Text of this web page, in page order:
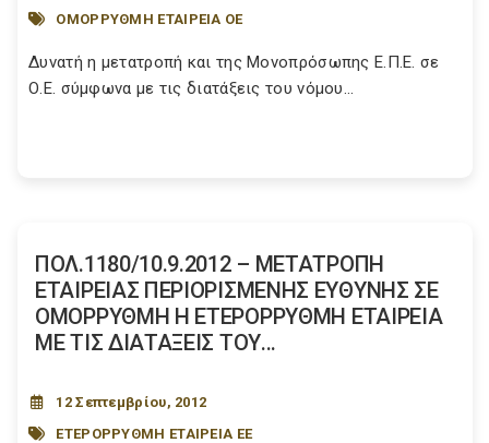
ΟΜΟΡΡΥΘΜΗ ΕΤΑΙΡΕΙΑ ΟΕ
Δυνατή η μετατροπή και της Μονοπρόσωπης Ε.Π.Ε. σε
Ο.Ε. σύμφωνα με τις διατάξεις του νόμου...
ΠΟΛ.1180/10.9.2012 – ΜΕΤΑΤΡΟΠΗ
ΕΤΑΙΡΕΙΑΣ ΠΕΡΙΟΡΙΣΜΕΝΗΣ ΕΥΘΥΝΗΣ ΣΕ
ΟΜΟΡΡΥΘΜΗ Η ΕΤΕΡΟΡΡΥΘΜΗ ΕΤΑΙΡΕΙΑ
ΜΕ ΤΙΣ ΔΙΑΤΑΞΕΙΣ ΤΟΥ...
12 Σεπτεμβρίου, 2012
ΕΤΕΡΟΡΡΥΘΜΗ ΕΤΑΙΡΕΙΑ ΕΕ